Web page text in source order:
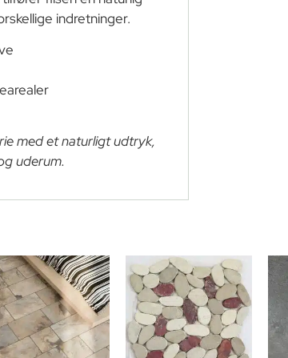
indretninger.
med et naturligt udtryk,
uderum.